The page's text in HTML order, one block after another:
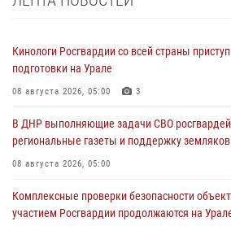
Кинологи Росгвардии со всей страны
подготовки на Урале
08 августа 2026, 05:00 3
В ДНР выполняющие задачи СВО
региональные газеты и поддержку земляков
08 августа 2026, 05:00
Комплексные проверки безопасности
участием Росгвардии продолжаются на